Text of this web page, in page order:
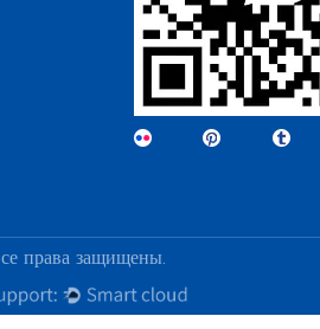
права защищены.